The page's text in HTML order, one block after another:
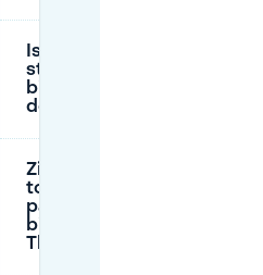
Is er
straatparkeren
bij Carré aan
de Amstel?
Zijn er
toegankelijke
parkeerplekken
bij Koninklijk
Theater Carré?